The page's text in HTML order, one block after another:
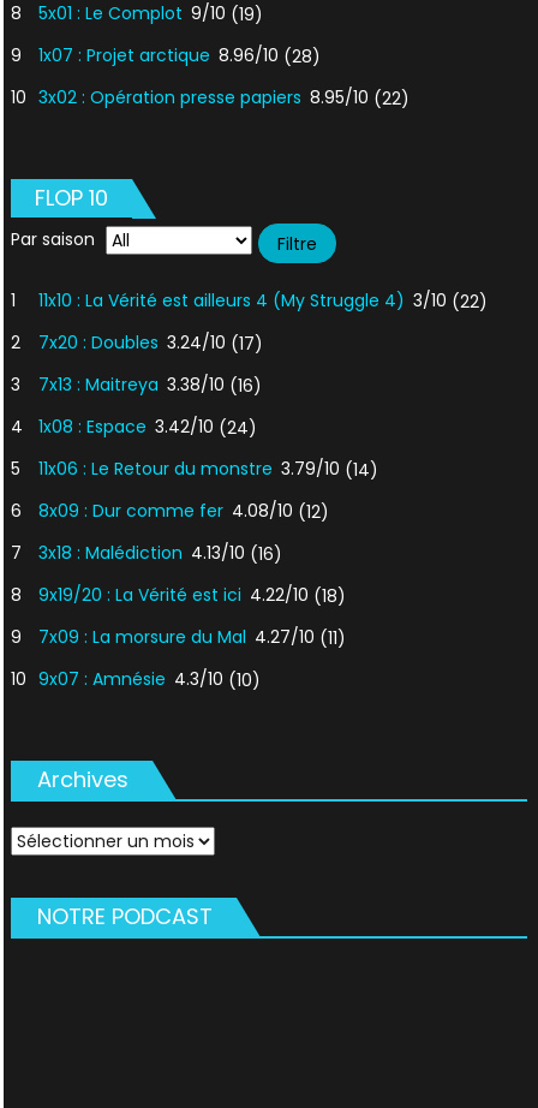
8
5x01 : Le Complot 9/10 (19)
9
1x07 : Projet arctique 8.96/10 (28)
10 3x02 : Opération presse papiers 8.95/10 (22)
FLOP 10
Par saison
1 11x10 : La Vérité est ailleurs 4 (My Struggle 4) 3/10 (22)
2
7x20 : Doubles 3.24/10 (17)
3
7x13 : Maitreya 3.38/10 (16)
4
1x08 : Espace 3.42/10 (24)
5
11x06 : Le Retour du monstre 3.79/10 (14)
6
8x09 : Dur comme fer 4.08/10 (12)
7
3x18 : Malédiction 4.13/10 (16)
8
9x19/20 : La Vérité est ici 4.22/10 (18)
9
7x09 : La morsure du Mal 4.27/10 (11)
10 9x07 : Amnésie 4.3/10 (10)
Archives
Archives
NOTRE PODCAST